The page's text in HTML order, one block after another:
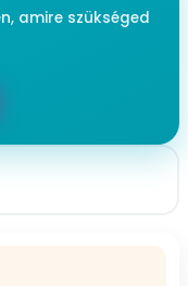
amire szükséged